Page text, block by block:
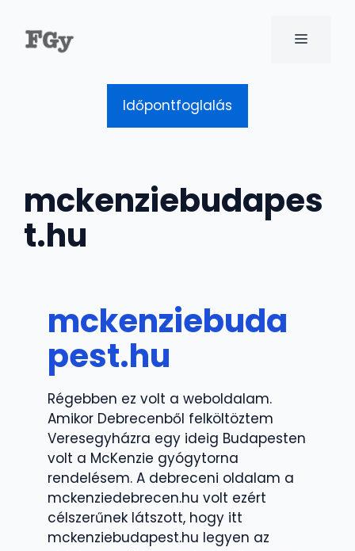
tartalomba
MENÜ
Időpontfoglalás
mckenziebudapes
t.hu
mckenziebuda
pest.hu
Régebben ez volt a weboldalam.
Amikor Debrecenből felköltöztem
Veresegyházra egy ideig Budapesten
volt a McKenzie gyógytorna
rendelésem. A debreceni oldalam a
mckenziedebrecen.hu volt ezért
célszerűnek látszott, hogy itt
mckenziebudapest.hu legyen az